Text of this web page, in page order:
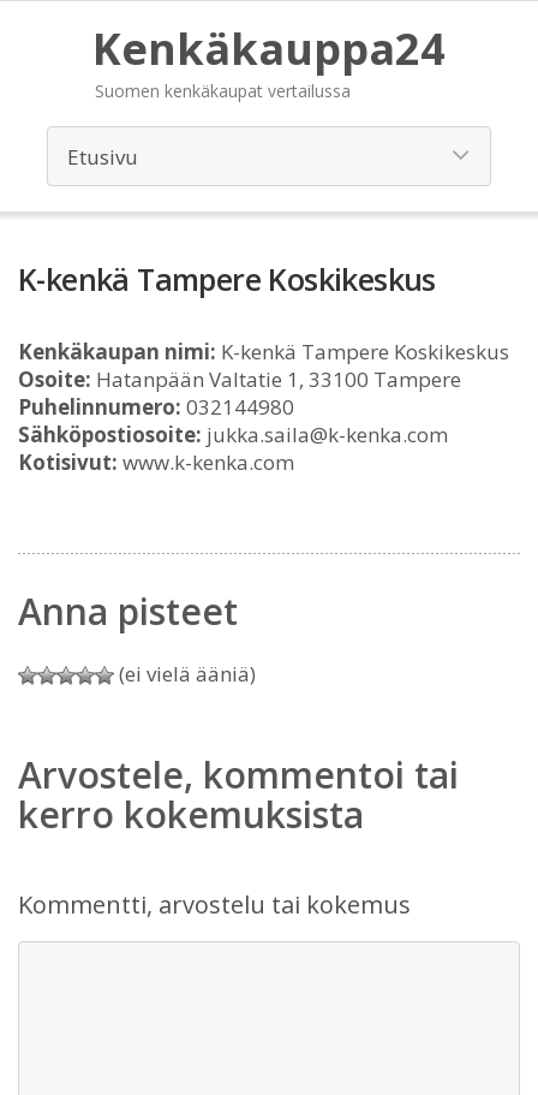
Kenkäkauppa24
Suomen kenkäkaupat vertailussa
K-kenkä Tampere Koskikeskus
Kenkäkaupan nimi: K-kenkä Tampere Koskikeskus
Osoite: Hatanpään Valtatie 1, 33100 Tampere
Puhelinnumero: 032144980
Sähköpostiosoite: jukka.saila@k-kenka.com
Kotisivut: www.k-kenka.com
Anna pisteet
(ei vielä ääniä)
Arvostele, kommentoi tai
kerro kokemuksista
Kommentti, arvostelu tai kokemus